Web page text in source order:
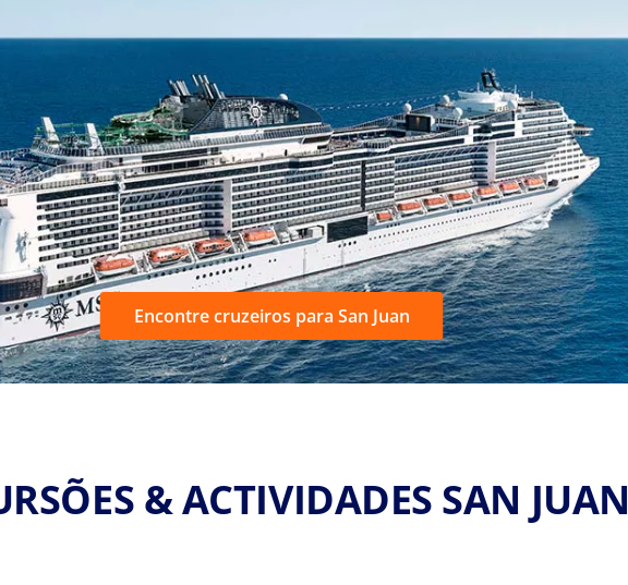
Encontre cruzeiros para San Juan
& ACTIVIDADES SAN JUAN